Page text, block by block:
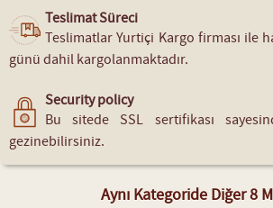
Teslimat Süreci
Teslimatlar Yurtiçi Kargo firması ile
günü dahil kargolanmaktadır.
Security policy
Bu sitede SSL sertifikası
gezinebilirsiniz.
Aynı Kategoride Diğer 8